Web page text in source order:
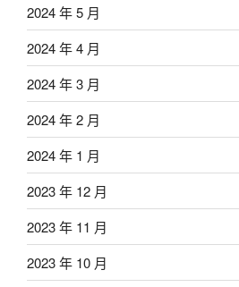
2024 年 5 月
2024 年 4 月
2024 年 3 月
2024 年 2 月
2024 年 1 月
2023 年 12 月
2023 年 11 月
2023 年 10 月